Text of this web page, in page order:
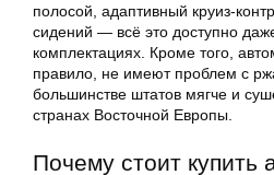
полосой, адаптивный круиз-
сидений — всё это доступно
комплектациях. Кроме того,
правило, не имеют проблем с
большинстве штатов мягче и
странах Восточной Европы.
Почему стоит купить